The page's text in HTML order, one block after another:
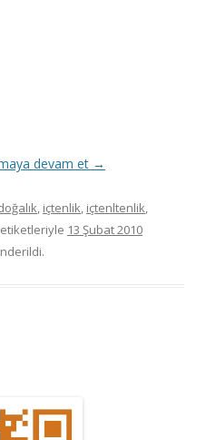
devam et →
, içtenlik, içtenltenlik,
etiketleriyle 13 Şubat 2010